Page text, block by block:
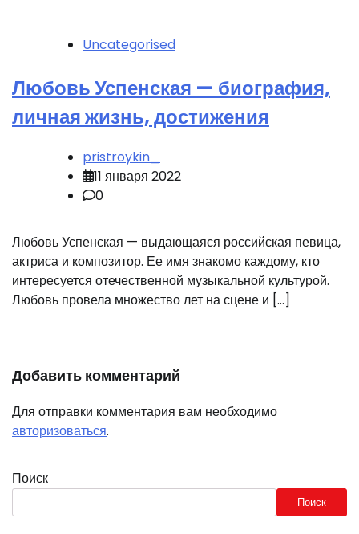
Uncategorised
Любовь Успенская — биография,
личная жизнь, достижения
pristroykin_
11 января 2022
0
Любовь Успенская — выдающаяся российская певица,
актриса и композитор. Ее имя знакомо каждому, кто
интересуется отечественной музыкальной культурой.
Любовь провела множество лет на сцене и […]
Добавить комментарий
Для отправки комментария вам необходимо
авторизоваться.
Поиск
Поиск